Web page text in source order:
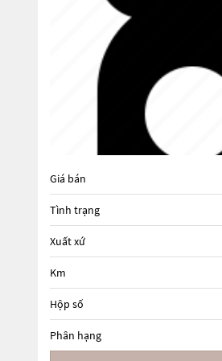
Giá bán
Tình trạng
Xuất xứ
Km
Hộp số
Phân hạng